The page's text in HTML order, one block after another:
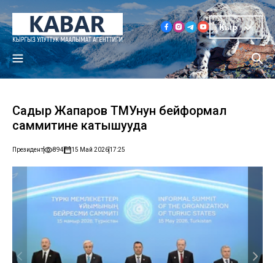
Кыр
Садыр Жапаров ТМУнун бейформал
саммитине катышууда
Президент 894 15 Май 202617:25